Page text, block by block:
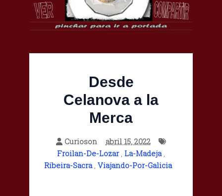
Desde
Celanova a la
Merca
Curioson
abril 15, 2022
Froilan-De-Lozar, La-Madeja,
Ribeira-Sacra, Viajando-Por-Galicia